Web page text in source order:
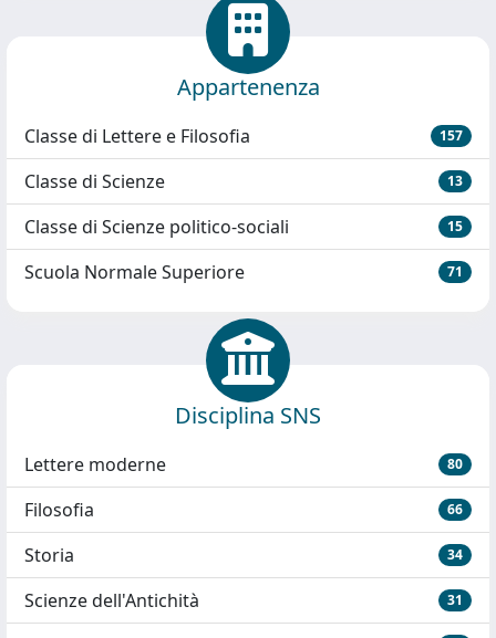
Appartenenza
Classe di Lettere e Filosofia 157
Classe di Scienze 13
Classe di Scienze politico-sociali 15
Scuola Normale Superiore 71
Disciplina SNS
Lettere moderne 80
Filosofia 66
Storia 34
Scienze dell'Antichità 31